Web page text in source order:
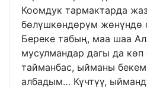
Коомдук тармактарда
бөлүшкөндөрүм жөнүндө
Береке табың, маа шаа
мусулмандар дагы да көп
тайманбас, ыйманы
албадым… Күчтүү,